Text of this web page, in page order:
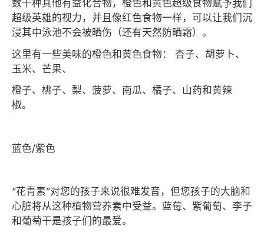
数十种其他有益化合物，橙色和黄色超级食物赋予我们
超级英雄的视力，并且像红色食物一样，可以让我们沉
浸其中泳池不会被晒伤（还有天然防晒霜）。
这里有一些美味的橙色和黄色食物： 杏子、胡萝卜、
玉米、芒果、
橙子、桃子、梨、菠萝、南瓜、橘子、山药和黄辣
椒。
蓝色/紫色
“花青素”对您的孩子来说很难发音，但您孩子的大脑和
心脏将从这种植物营养素中受益。蓝莓、紫葡萄、李子
和葡萄干是孩子们的最爱。